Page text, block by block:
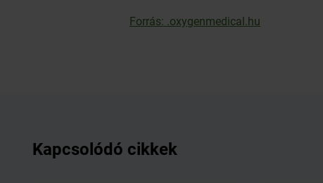
Forrás: .oxygenmedical.hu
Kapcsolódó cikkek